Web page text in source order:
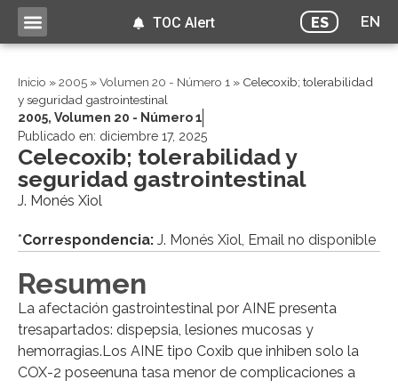
ES EN
TOC Alert
Inicio »2005 »Volumen 20 - Número 1 » Celecoxib; tolerabilidad
y seguridad gastrointestinal
2005, Volumen 20 - Número 1
Publicado en: diciembre 17, 2025
Celecoxib; tolerabilidad y
seguridad gastrointestinal
J. Monés Xiol
*Correspondencia: J. Monés Xiol, Email no disponible
Resumen
La afectación gastrointestinal por AINE presenta
tresapartados: dispepsia, lesiones mucosas y
hemorragias.Los AINE tipo Coxib que inhiben solo la
COX-2 poseenuna tasa menor de complicaciones a